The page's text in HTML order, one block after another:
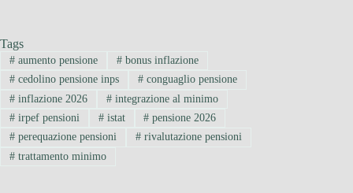
Tags
#aumento pensione #bonus inflazione
#cedolino pensione inps #conguaglio pensione
#inflazione 2026 #integrazione al minimo
#irpef pensioni #istat # pensione 2026
#perequazione pensioni #rivalutazione pensioni
#trattamento minimo